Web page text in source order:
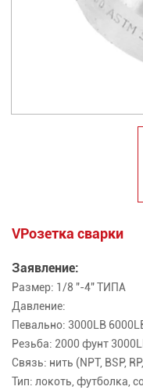
VРозетка сварки
Заявление:
Размер: 1/8 "-4" ТИПА
Давление:
Певально: 3000LB
Резьба: 2000 фунт
Связь: нить (NPT, BSP,
Тип: локоть, футболка,